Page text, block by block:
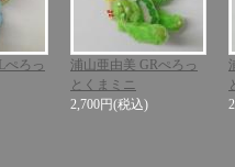
ぺろっ
浦山亜由美 GRぺろっ
とくまミニ
2,700円(税込)